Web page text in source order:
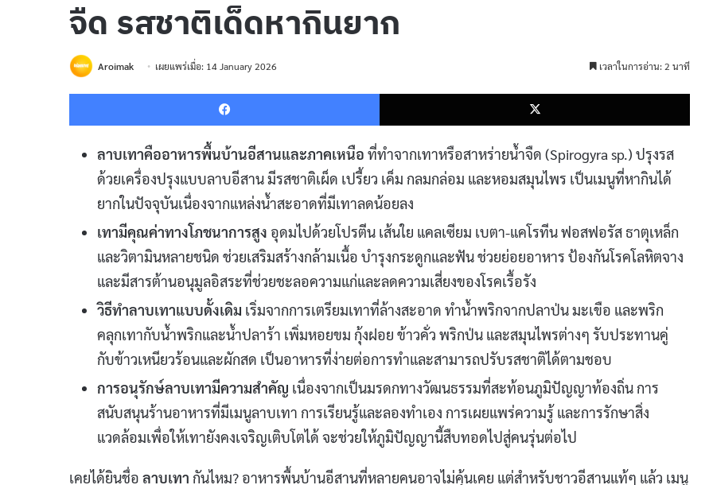
จืด รสชาติเด็ดหากินยาก
Aroimak เผยแพร่เมื่อ: 14 January 2026 เวลาในการอ่าน: 2 นาที
Facebook X
ลาบเทาคืออาหารพื้นบ้านอีสานและภาคเหนือ ที่ทำจากเทาหรือสาหร่ายน้ำจืด (Spirogyra sp.) ปรุงรส
ด้วยเครื่องปรุงแบบลาบอีสาน มีรสชาติเผ็ด เปรี้ยว เค็ม กลมกล่อม และหอมสมุนไพร เป็นเมนูที่หากินได้
ยากในปัจจุบันเนื่องจากแหล่งน้ำสะอาดที่มีเทาลดน้อยลง
เทามีคุณค่าทางโภชนาการสูง อุดมไปด้วยโปรตีน เส้นใย แคลเซียม เบตา-แคโรทีน ฟอสฟอรัส ธาตุเหล็ก
และวิตามินหลายชนิด ช่วยเสริมสร้างกล้ามเนื้อ บำรุงกระดูกและฟัน ช่วยย่อยอาหาร ป้องกันโรคโลหิตจาง
และมีสารต้านอนุมูลอิสระที่ช่วยชะลอความแก่และลดความเสี่ยงของโรคเรื้อรัง
วิธีทำลาบเทาแบบดั้งเดิม เริ่มจากการเตรียมเทาที่ล้างสะอาด ทำน้ำพริกจากปลาป่น มะเขือ และพริก
คลุกเทากับน้ำพริกและน้ำปลาร้า เพิ่มหอยขม กุ้งฝอย ข้าวคั่ว พริกป่น และสมุนไพรต่างๆ รับประทานคู่
กับข้าวเหนียวร้อนและผักสด เป็นอาหารที่ง่ายต่อการทำและสามารถปรับรสชาติได้ตามชอบ
การอนุรักษ์ลาบเทามีความสำคัญ เนื่องจากเป็นมรดกทางวัฒนธรรมที่สะท้อนภูมิปัญญาท้องถิ่น การ
สนับสนุนร้านอาหารที่มีเมนูลาบเทา การเรียนรู้และลองทำเอง การเผยแพร่ความรู้ และการรักษาสิ่ง
แวดล้อมเพื่อให้เทายังคงเจริญเติบโตได้ จะช่วยให้ภูมิปัญญานี้สืบทอดไปสู่คนรุ่นต่อไป
เคยได้ยินชื่อ ลาบเทา กันไหม? อาหารพื้นบ้านอีสานที่หลายคนอาจไม่คุ้นเคย แต่สำหรับชาวอีสานแท้ๆ แล้ว เมนู